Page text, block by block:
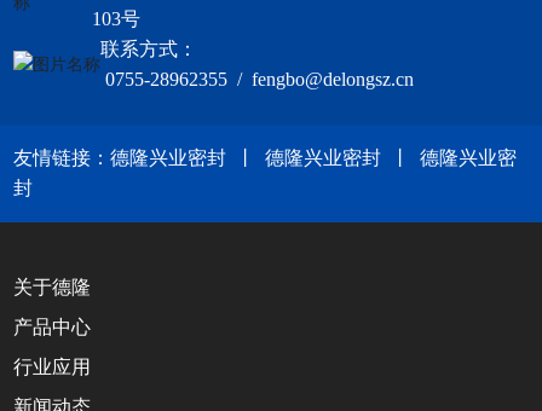
103号
联系方式：
0755-28962355 / fengbo@delongsz.cn
友情链接：德隆兴业密封 丨德隆兴业密封 丨德隆兴业密
封
关于德隆
产品中心
行业应用
新闻动态